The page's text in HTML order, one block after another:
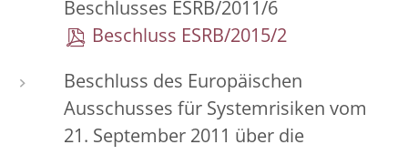
Beschlusses ESRB/2011/6
Beschluss ESRB/2015/2
Beschluss des Europäischen
Ausschusses für Systemrisiken vom
21. September 2011 über die